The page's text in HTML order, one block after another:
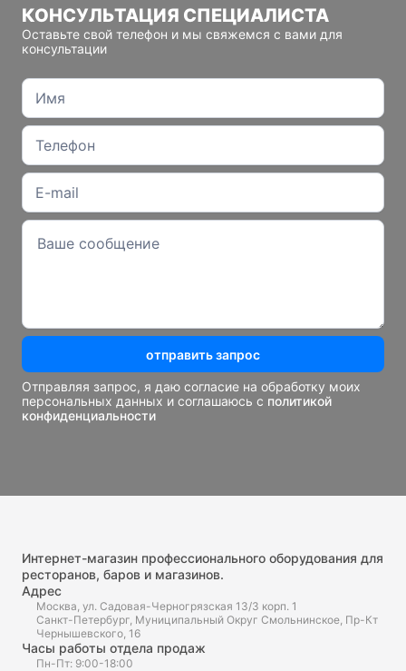
КОНСУЛЬТАЦИЯ СПЕЦИАЛИСТА
Оставьте свой телефон и мы свяжемся с вами для
консультации
отправить запрос
Отправляя запрос, я даю согласие на обработку моих
персональных данных и соглашаюсь с политикой
конфиденциальности
Интернет-магазин профессионального оборудования для
ресторанов, баров и магазинов.
Адрес
Москва, ул. Садовая-Черногрязская 13/3 корп. 1
Санкт-Петербург, Муниципальный Округ Смольнинское, Пр-Кт
Чернышевского, 16
Часы работы отдела продаж
Пн-Пт: 9:00-18:00